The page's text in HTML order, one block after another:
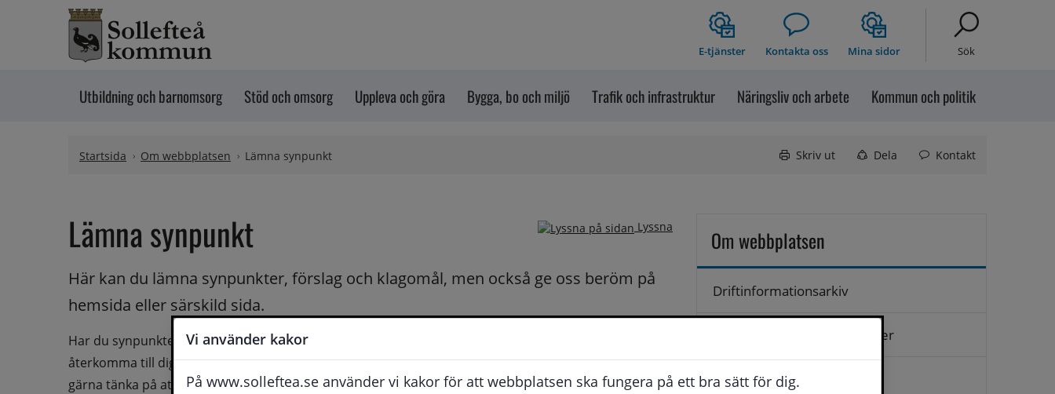
Vi använder kakor
På www.solleftea.se använder vi kakor för att webbplatsen ska fungera på ett bra sätt för dig.
Hoppa till innehåll
E-tjänster Kontakta oss Mina sidor Sök
Utbildning och barnomsorg Stöd och omsorg Uppleva och göra Bygga, bo och miljö Trafik och infrastruktur Näringsliv och arbete Kommun och politik
Startsida Om webbplatsen Lämna synpunkt Skriv ut Dela Kontakt
Lyssna
Lämna synpunkt
Här kan du lämna synpunkter, förslag och klagomål, men också ge oss beröm på
hemsida eller särskild sida.
Har du synpunkter på webbplatsen kan du skicka in dem via formuläret nedanför. Vill du att vi ska
återkomma till dig behöver du även fylla i dina kontaktuppgifter. När du skriver in din synpunkt får du
gärna tänka på att vara så tydlig som möjligt för att vi ska kunna hjälpa dig bättre.
Om webbplatsen
Driftinformationsarkiv
Hantering av personuppgifter
Kontakta oss